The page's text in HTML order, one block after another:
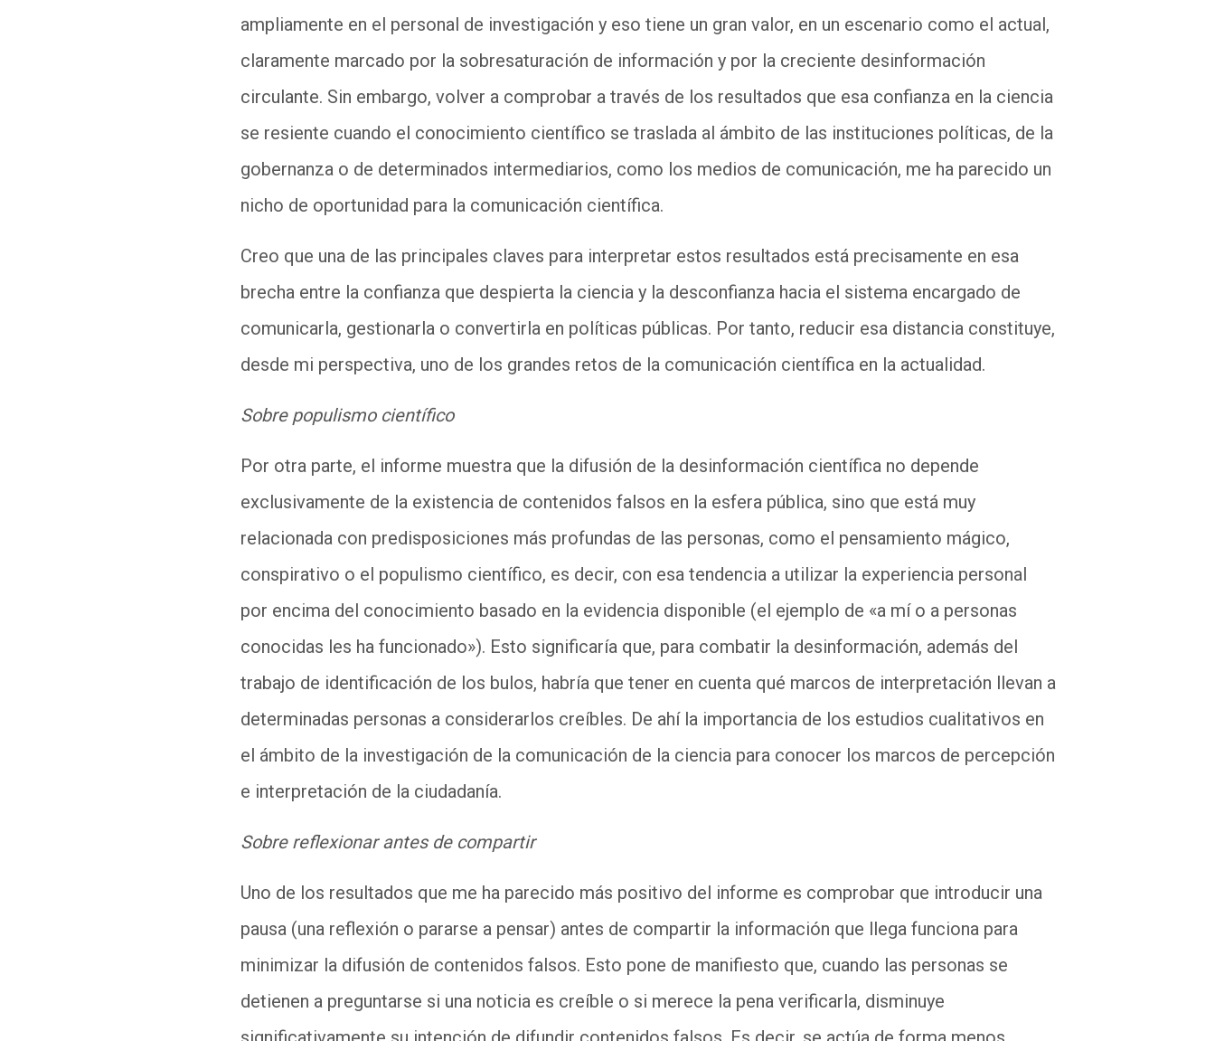
ampliamente en el personal de investigación y eso tiene un gran valor, en un escenario como el actual,
claramente marcado por la sobresaturación de información y por la creciente desinformación
circulante. Sin embargo, volver a comprobar a través de los resultados que esa confianza en la ciencia
se resiente cuando el conocimiento científico se traslada al ámbito de las instituciones políticas, de la
gobernanza o de determinados intermediarios, como los medios de comunicación, me ha parecido un
nicho de oportunidad para la comunicación científica.
Creo que una de las principales claves para interpretar estos resultados está precisamente en esa
brecha entre la confianza que despierta la ciencia y la desconfianza hacia el sistema encargado de
comunicarla, gestionarla o convertirla en políticas públicas. Por tanto, reducir esa distancia constituye,
desde mi perspectiva, uno de los grandes retos de la comunicación científica en la actualidad.
Sobre populismo científico
Por otra parte, el informe muestra que la difusión de la desinformación científica no depende
exclusivamente de la existencia de contenidos falsos en la esfera pública, sino que está muy
relacionada con predisposiciones más profundas de las personas, como el pensamiento mágico,
conspirativo o el populismo científico, es decir, con esa tendencia a utilizar la experiencia personal
por encima del conocimiento basado en la evidencia disponible (el ejemplo de «a mí o a personas
conocidas les ha funcionado»). Esto significaría que, para combatir la desinformación, además del
trabajo de identificación de los bulos, habría que tener en cuenta qué marcos de interpretación llevan a
determinadas personas a considerarlos creíbles. De ahí la importancia de los estudios cualitativos en
el ámbito de la investigación de la comunicación de la ciencia para conocer los marcos de percepción
e interpretación de la ciudadanía.
Sobre reflexionar antes de compartir
Uno de los resultados que me ha parecido más positivo del informe es comprobar que introducir una
pausa (una reflexión o pararse a pensar) antes de compartir la información que llega funciona para
minimizar la difusión de contenidos falsos. Esto pone de manifiesto que, cuando las personas se
detienen a preguntarse si una noticia es creíble o si merece la pena verificarla, disminuye